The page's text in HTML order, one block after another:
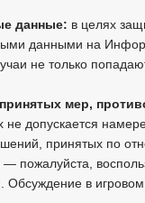
данные: в целях
данными на
не только
мер,
не допускается
принятых по
— пожалуйста,
в